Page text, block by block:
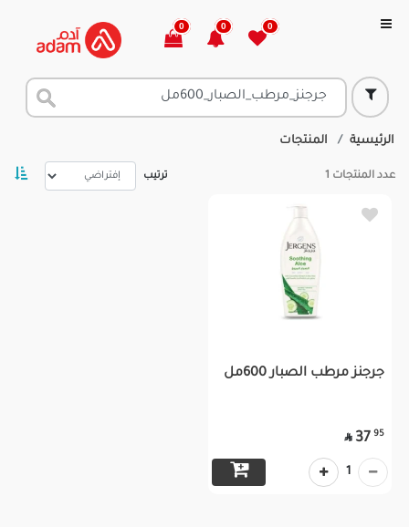
0
0
0
الرئيسية المنتجات
عدد المنتجات 1 ترتيب
جرجنز مرطب الصبار 600مل
95
37

1